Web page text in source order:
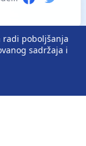
radi poboljšanja
sadržaja i